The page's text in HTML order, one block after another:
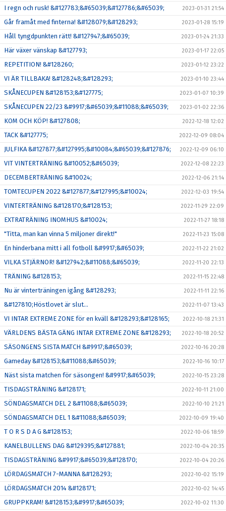
I regn och rusk! &#127783;&#65039;&#127786;&#65039; 2023-01-31 21:54
Går framåt med finterna! &#128079;&#128293; 2023-01-28 15:19
Håll tyngdpunkten rätt! &#127947;&#65039; 2023-01-24 21:33
Här växer vänskap &#127793; 2023-01-17 22:05
REPETITION! &#128260; 2023-01-12 23:22
VI ÄR TILLBAKA! &#128248;&#128293; 2023-01-10 23:44
SKÅNECUPEN &#128153;&#127775; 2023-01-07 10:39
SKÅNECUPEN 22/23 &#9917;&#65039;&#11088;&#65039; 2023-01-02 22:36
KOM OCH KÖP! &#127808; 2022-12-18 12:02
TACK &#127775; 2022-12-09 08:04
JULFIKA &#127877;&#127995;&#10084;&#65039;&#127876; 2022-12-09 06:10
VIT VINTERTRÄNING &#10052;&#65039; 2022-12-08 22:23
DECEMBERTRÄNING &#10024; 2022-12-06 21:14
TOMTECUPEN 2022 &#127877;&#127995;&#10024; 2022-12-03 19:54
VINTERTRÄNING &#128170;&#128153; 2022-11-29 22:09
EXTRATRÄNING INOMHUS &#10024; 2022-11-27 18:18
"Titta, man kan vinna 5 miljoner direkt!" 2022-11-23 15:08
En hinderbana mitt i all fotboll &#9917;&#65039; 2022-11-22 21:02
VILKA STJÄRNOR! &#127942;&#11088;&#65039; 2022-11-20 22:13
TRÄNING &#128153; 2022-11-15 22:48
Nu är vinterträningen igång &#128293; 2022-11-11 22:16
&#127810;Höstlovet är slut... 2022-11-07 13:43
VI INTAR EXTREME ZONE för en kväll &#128293;&#128165; 2022-10-18 21:31
VÄRLDENS BÄSTA GÄNG INTAR EXTREME ZONE &#128293; 2022-10-18 20:52
SÄSONGENS SISTA MATCH &#9917;&#65039; 2022-10-16 20:28
Gameday &#128153;&#11088;&#65039; 2022-10-16 10:17
Näst sista matchen för säsongen! &#9917;&#65039; 2022-10-15 23:28
TISDAGSTRÄNING &#128171; 2022-10-11 21:00
SÖNDAGSMATCH DEL 2 &#11088;&#65039; 2022-10-10 21:21
SÖNDAGSMATCH DEL 1 &#11088;&#65039; 2022-10-09 19:40
T O R S D A G &#128153; 2022-10-06 18:59
KANELBULLENS DAG &#129395;&#127881; 2022-10-04 20:35
TISDAGSTRÄNING &#9917;&#65039;&#128170; 2022-10-04 20:26
LÖRDAGSMATCH 7-MANNA &#128293; 2022-10-02 15:19
LÖRDAGSMATCH 2014 &#128171; 2022-10-02 14:45
GRUPPKRAM! &#128153;&#9917;&#65039; 2022-10-02 11:30